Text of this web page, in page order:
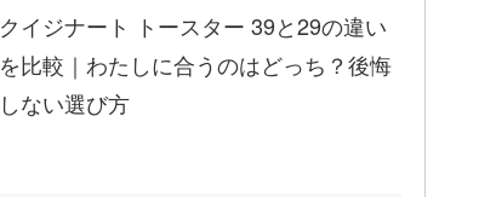
クイジナート トースター 39と29の違い
を比較｜わたしに合うのはどっち？後悔
しない選び方